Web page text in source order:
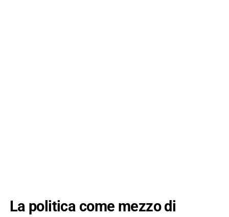
La politica come mezzo di